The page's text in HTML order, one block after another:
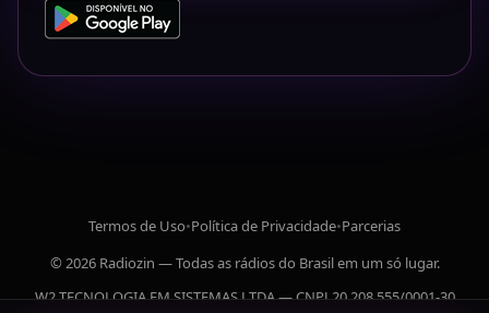
Termos de Uso•Política de Privacidade•Parcerias
© 2026 Radiozin — Todas as rádios do Brasil em um só lugar.
W2 TECNOLOGIA EM SISTEMAS LTDA — CNPJ 20.208.555/0001-30